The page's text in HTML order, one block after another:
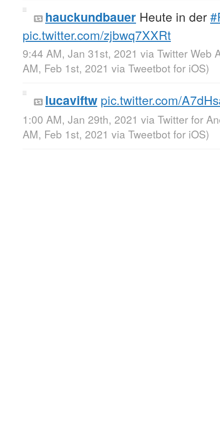
hauckundbauer Heute in der
pic.twitter.com/zjbwq7XXRt
9:44 AM, Jan 31st, 2021 via Twitter Web
AM, Feb 1st, 2021 via Tweetbot for iΟS)
lucaviftw pic.twitter.com/
1:00 AM, Jan 29th, 2021 via Twitter for
AM, Feb 1st, 2021 via Tweetbot for iΟS)